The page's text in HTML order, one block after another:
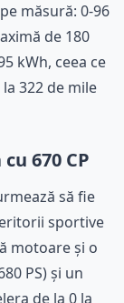
măsură: 0-96
de 180
kWh, ceea ce
322 de mile
670 CP
să fie
sportive
motoare și o
PS) și un
de la 0 la